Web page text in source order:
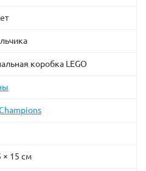
коробка LEGO
× 15 см